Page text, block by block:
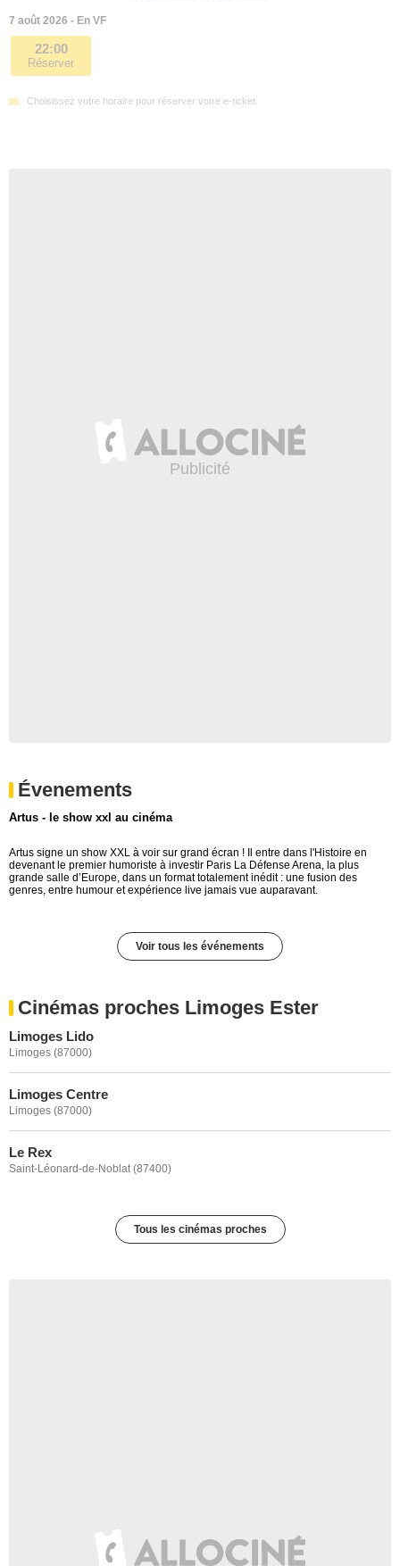
7 août 2026 - En VF
22:00
Réserver
Choisissez votre horaire pour réserver votre e-ticket.
Évenements
Artus - le show xxl au cinéma
Artus signe un show XXL à voir sur grand écran ! Il entre dans l'Histoire en
devenant le premier humoriste à investir Paris La Défense Arena, la plus
grande salle d’Europe, dans un format totalement inédit : une fusion des
genres, entre humour et expérience live jamais vue auparavant.
Voir tous les événements
Cinémas proches Limoges Ester
Limoges Lido
Limoges (87000)
Limoges Centre
Limoges (87000)
Le Rex
Saint-Léonard-de-Noblat (87400)
Tous les cinémas proches